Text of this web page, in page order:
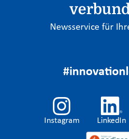
Newsservice für
Instagram LinkedIn